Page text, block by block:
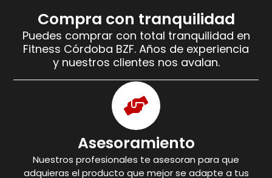
Compra con tranquilidad
Puedes comprar con total tranquilidad en
Fitness Córdoba BZF. Años de experiencia
y nuestros clientes nos avalan.
Asesoramiento
Nuestros profesionales te asesoran para que
adquieras el producto que mejor se adapte a tus